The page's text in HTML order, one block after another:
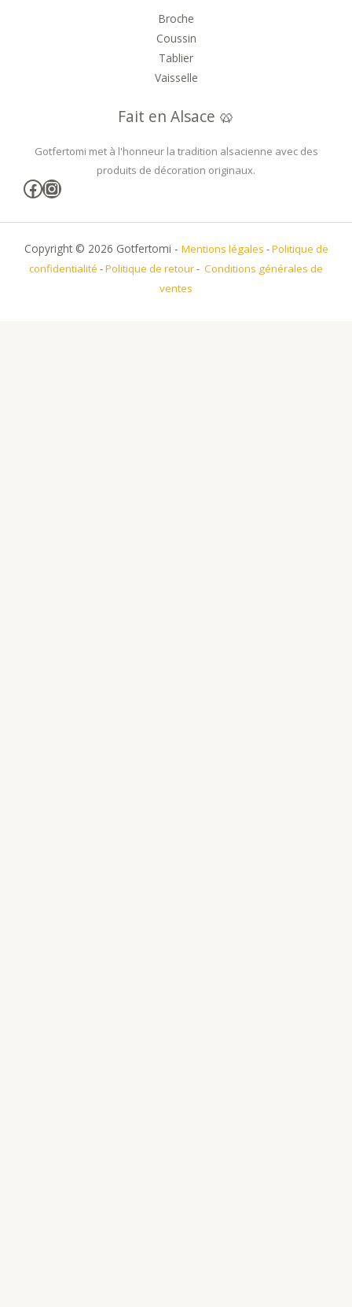
Broche
Coussin
Tablier
Vaisselle
Fait en Alsace 🥨
Gotfertomi met à l'honneur la tradition alsacienne avec des
produits de décoration originaux.
Facebook
Instagram
Copyright © 2026 Gotfertomi - Mentions légales -Politique de
confidentialité -Politique de retour- Conditions générales de
ventes